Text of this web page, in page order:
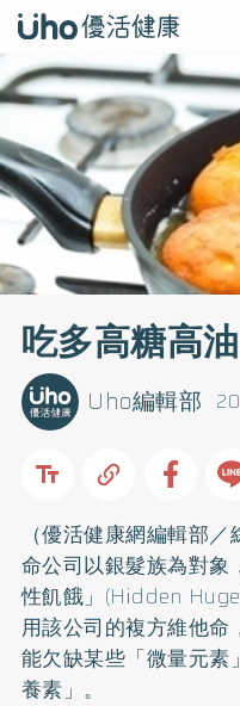
吃多高糖高
Uho編輯部
（優活健康網編輯部
命公司以銀髮族為對
性飢餓」(Hidden
用該公司的複方維他
能欠缺某些「微量元素
養素」。